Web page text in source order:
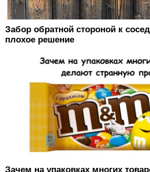
Забор обратной стороной к
плохое решение
Зачем на упаковках многих